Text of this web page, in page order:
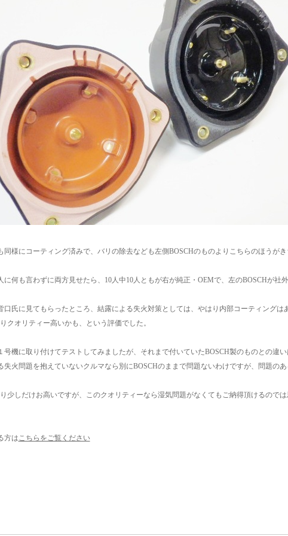
同様にコーティング済みで、バリの除去なども左側BOSCHのものよりこちらのほうがき
に何も言わずに両方見せたら、10人中10人ともが右が純正・OEMで、左のBOSCHが社
口氏に見てもらったところ、結露による失火対策としては、やはり内部コーティングは
クオリティー高いかも、という評価でした。
号機に取り付けてテストしてみましたが、それまで付いていたBOSCH製のものとの違い
失火問題を抱えていないクルマなら別にBOSCHのままで問題ないわけですが、問題の
少しだけお高いですが、このクオリティーなら湿気問題がなくてもご納得頂けるのでは
方はこちらをご覧ください